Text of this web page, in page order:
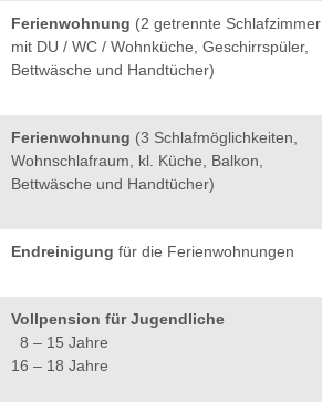
Ferienwohnung (2 getrennte Schlafzimmer
mit DU / WC / Wohnküche, Geschirrspüler,
Bettwäsche und Handtücher)
Ferienwohnung (3 Schlafmöglichkeiten,
Wohnschlafraum, kl. Küche, Balkon,
Bettwäsche und Handtücher)
Endreinigung für die Ferienwohnungen
Vollpension für Jugendliche
8 – 15 Jahre
16 – 18 Jahre